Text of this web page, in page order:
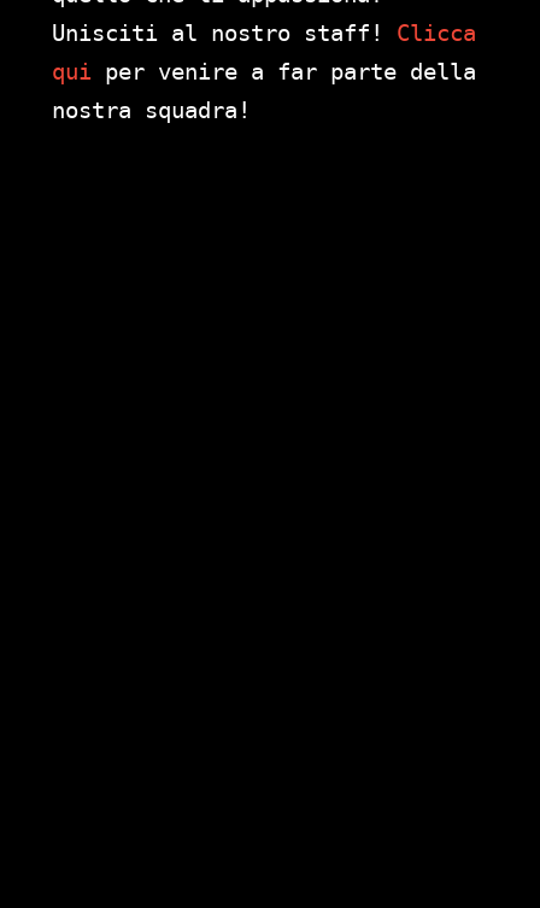
Unisciti al nostro staff! Clicca
qui per venire a far parte della
nostra squadra!